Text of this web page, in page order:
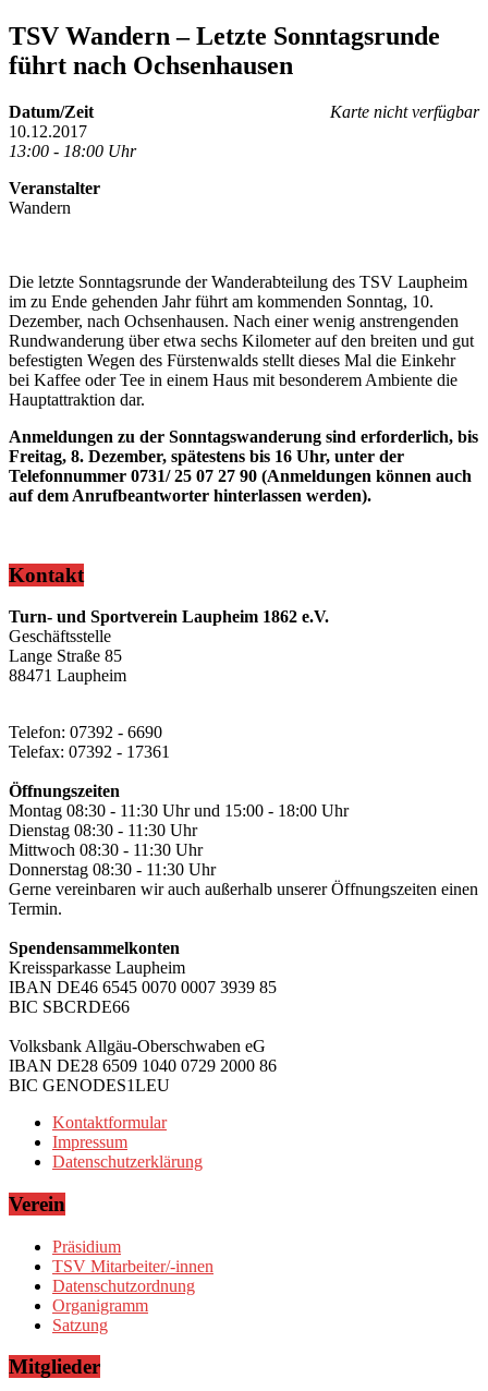
TSV Wandern – Letzte Sonntagsrunde
führt nach Ochsenhausen
Karte nicht verfügbar
Datum/Zeit
10.12.2017
13:00 - 18:00 Uhr
Veranstalter
Wandern
Die letzte Sonntagsrunde der Wanderabteilung des TSV Laupheim
im zu Ende gehenden Jahr führt am kommenden Sonntag, 10.
Dezember, nach Ochsenhausen. Nach einer wenig anstrengenden
Rundwanderung über etwa sechs Kilometer auf den breiten und gut
befestigten Wegen des Fürstenwalds stellt dieses Mal die Einkehr
bei Kaffee oder Tee in einem Haus mit besonderem Ambiente die
Hauptattraktion dar.
Anmeldungen zu der Sonntagswanderung sind erforderlich, bis
Freitag, 8. Dezember, spätestens bis 16 Uhr, unter der
Telefonnummer 0731/ 25 07 27 90 (Anmeldungen können auch
auf dem Anrufbeantworter hinterlassen werden).
Kontakt
Turn- und Sportverein Laupheim 1862 e.V.
Geschäftsstelle
Lange Straße 85
88471 Laupheim
Telefon: 07392 - 6690
Telefax: 07392 - 17361
Öffnungszeiten
Montag 08:30 - 11:30 Uhr und 15:00 - 18:00 Uhr
Dienstag 08:30 - 11:30 Uhr
Mittwoch 08:30 - 11:30 Uhr
Donnerstag 08:30 - 11:30 Uhr
Gerne vereinbaren wir auch außerhalb unserer Öffnungszeiten einen
Termin.
Spendensammelkonten
Kreissparkasse Laupheim
IBAN DE46 6545 0070 0007 3939 85
BIC SBCRDE66
Volksbank Allgäu-Oberschwaben eG
IBAN DE28 6509 1040 0729 2000 86
BIC GENODES1LEU
Kontaktformular
Impressum
Datenschutzerklärung
Verein
Präsidium
TSV Mitarbeiter/-innen
Datenschutzordnung
Organigramm
Satzung
Mitglieder